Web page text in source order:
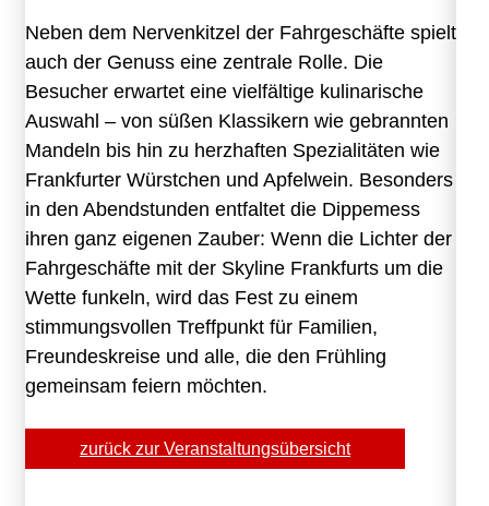
Neben dem Nervenkitzel der Fahrgeschäfte spielt
auch der Genuss eine zentrale Rolle. Die
Besucher erwartet eine vielfältige kulinarische
Auswahl – von süßen Klassikern wie gebrannten
Mandeln bis hin zu herzhaften Spezialitäten wie
Frankfurter Würstchen und Apfelwein. Besonders
in den Abendstunden entfaltet die Dippemess
ihren ganz eigenen Zauber: Wenn die Lichter der
Fahrgeschäfte mit der Skyline Frankfurts um die
Wette funkeln, wird das Fest zu einem
stimmungsvollen Treffpunkt für Familien,
Freundeskreise und alle, die den Frühling
gemeinsam feiern möchten.
zurück zur Veranstaltungsübersicht